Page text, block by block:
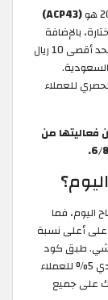
(ACP43)
مختارة، بالإضافة
إلى كوبون خصم نمشي الذي يمنحك 5% كاش باك بحد أقصى 10 ريال
سعودي فعال للعملاء الجدد والحاليين في Namshi السعودية.
للعملاء
فعاليتها من
فما
أعلى نسبة
نمشي. طبق كود
وتمتع باسترداد نقدي 5% للعملاء
إلى 5% كاش باك على جميع